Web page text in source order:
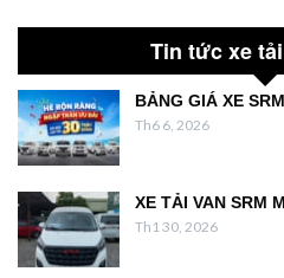
Tin tức xe
BẢNG GIÁ XE
Th6 6, 2026
XE TẢI VAN SRM
Th1 30, 2026